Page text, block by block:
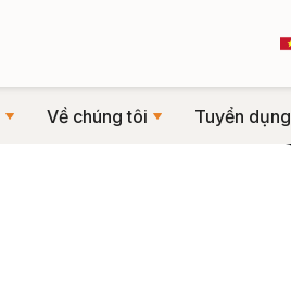
Về chúng tôi Tuyển dụng